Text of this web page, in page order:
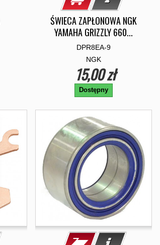
ŚWIECA ZAPŁONOWA NGK
YAMAHA GRIZZLY 660...
DPR8EA-9
NGK
15,00 zł
Dostępny